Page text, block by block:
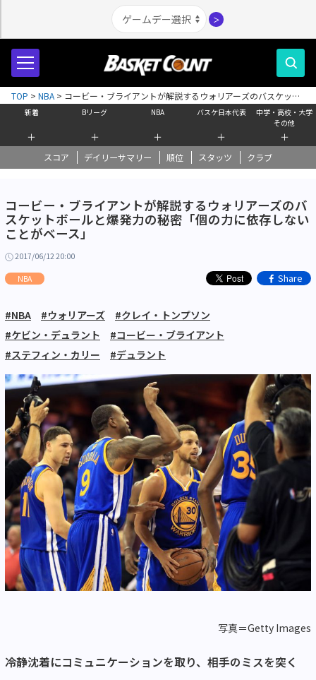
＞
新着
＋
Bリーグ
＋
NBA
＋
バスケ日本代表
＋
中学・高校・大学
その他
＋
スコア デイリーサマリー 順位 スタッツ クラブ
TOP > NBA > コービー・ブライアントが解説するウォリアーズのバスケット
ボールと爆発力の秘密「個の力に依存しないことがベース」
コービー・ブライアントが解説するウォリアーズのバ
スケットボールと爆発力の秘密「個の力に依存しない
ことがベース」
2017/06/12 20:00
NBA Share
#NBA #ウォリアーズ
#クレイ・トンプソン
#ケビン・デュラント
#コービー・ブライアント
#ステフィン・カリー
#デュラント
写真＝Getty Images
冷静沈着にコミュニケーションを取り、相手のミスを突く